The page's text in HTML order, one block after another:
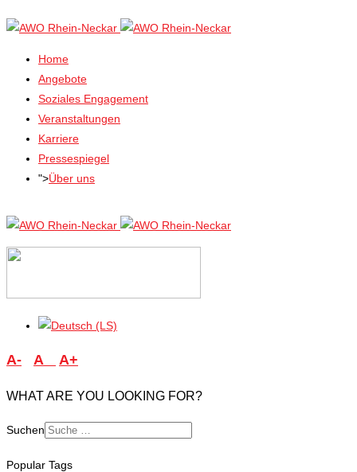
Home
Angebote
Soziales Engagement
Veranstaltungen
Karriere
Pressespiegel
">Über uns
A- A A+
WHAT ARE YOU LOOKING FOR?
Suchen
Popular Tags